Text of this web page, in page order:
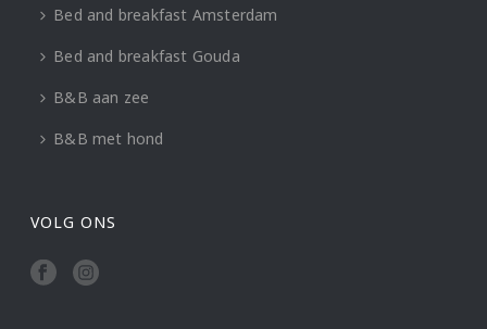
Bed and breakfast Amsterdam
Bed and breakfast Gouda
B&B aan zee
B&B met hond
VOLG ONS